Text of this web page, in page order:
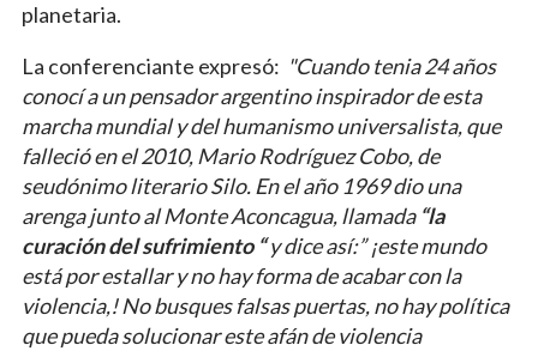
planetaria.
La conferenciante expresó: "Cuando tenia 24 años
conocí a un pensador argentino inspirador de esta
marcha mundial y del humanismo universalista, que
falleció en el 2010, Mario Rodríguez Cobo, de
seudónimo literario Silo. En el año 1969 dio una
arenga junto al Monte Aconcagua, llamada “la
curación del sufrimiento “y dice así:” ¡este mundo
está por estallar y no hay forma de acabar con la
violencia,! No busques falsas puertas, no hay política
que pueda solucionar este afán de violencia